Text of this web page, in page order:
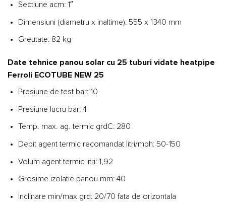
Sectiune acm: 1″
Dimensiuni (diametru x inaltime): 555 x 1340 mm
Greutate: 82 kg
Date tehnice panou solar cu 25 tuburi vidate heatpipe
Ferroli ECOTUBE NEW 25
Presiune de test bar: 10
Presiune lucru bar: 4
Temp. max. ag. termic grdC: 280
Debit agent termic recomandat litri/mph: 50-150
Volum agent termic litri: 1,92
Grosime izolatie panou mm: 40
Inclinare min/max grd: 20/70 fata de orizontala